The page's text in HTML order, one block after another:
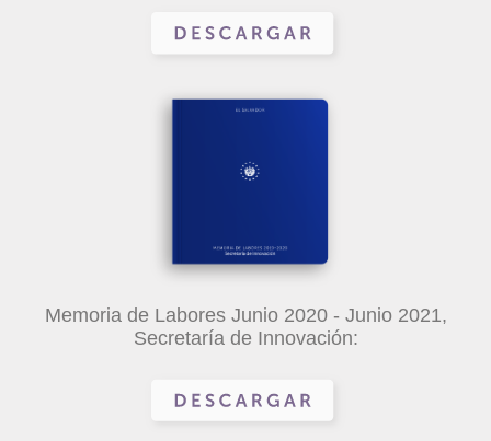
Memoria de Labores Junio 2020 - Junio 2021,
Secretaría de Innovación: